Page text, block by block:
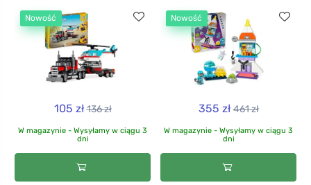
Nowość
105 zł 136 zł
W magazynie - Wysyłamy w ciągu 3
dni
Nowość
355 zł 461 zł
W magazynie - Wysyłamy w ciągu 3
dni